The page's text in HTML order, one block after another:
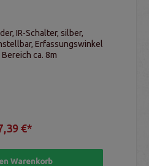
IR-Schalter, silber,
Erfassungswinkel
Bereich ca. 8m
€*
Warenkorb